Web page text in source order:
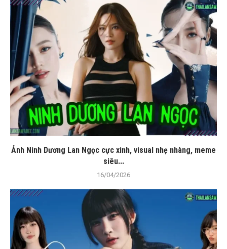
Ảnh Ninh Dương Lan Ngọc cực xinh, visual nhẹ nhàng, meme
siêu...
16/04/2026